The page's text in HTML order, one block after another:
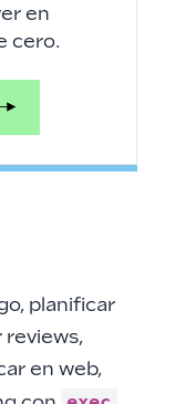
en
cero.
planificar
en web,